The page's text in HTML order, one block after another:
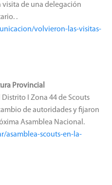
visita de una delegación
.
volvieron-las-visitas-
Provincial
I Zona 44 de Scouts
de autoridades y fijaron
Asamblea Nacional.
asamblea-scouts-en-la-